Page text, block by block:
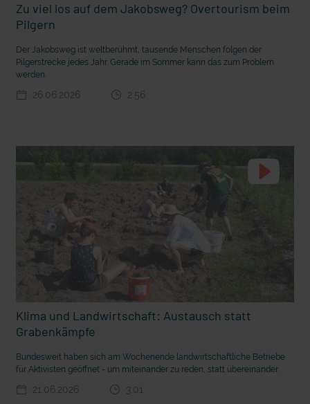
deutsche Sprache? Vorhang auf für Kinderzirkus Giovanni
Zu viel los auf dem Jakobsweg? Overtourism beim
Pilgern
Der Jakobsweg ist weltberühmt, tausende Menschen folgen der
Pilgerstrecke jedes Jahr. Gerade im Sommer kann das zum Problem
werden.
26.06.2026 2:56
Klima und Landwirtschaft: Austausch statt
Grabenkämpfe
Bundesweit haben sich am Wochenende landwirtschaftliche Betriebe
für Aktivisten geöffnet - um miteinander zu reden, statt übereinander.
21.06.2026 3:01